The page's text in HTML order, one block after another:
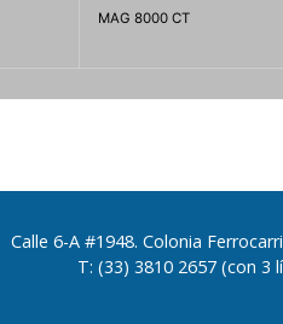
MAG 8000 CT
Calle 6-A #1948. Colonia
T: (33) 3810 2657 (con 3